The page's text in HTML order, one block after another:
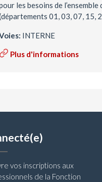
les besoins de
01, 03, 07, 15,
INTERNE
Plus d'informations
vos inscriptions aux
de la Fonction